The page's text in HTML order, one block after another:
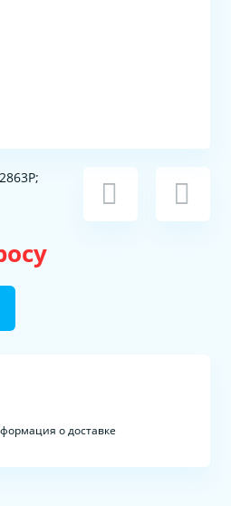
о доставке